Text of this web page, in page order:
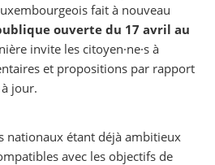
fait à nouveau
ouverte du 17 avril au
invite les citoyen·ne·s à
et propositions par rapport
jour.
nationaux étant déjà ambitieux
avec les objectifs de